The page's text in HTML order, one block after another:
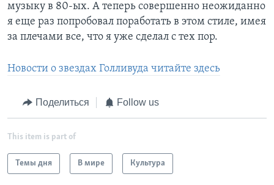
музыку в 80-ых. А теперь совершенно неожиданно
я еще раз попробовал поработать в этом стиле, имея
за плечами все, что я уже сделал с тех пор.
Новости о звездах Голливуда читайте здесь
Поделиться Follow us
This item is part of
Темы дня В мире Культура